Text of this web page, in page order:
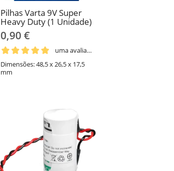
Pilhas Varta 9V Super
Heavy Duty (1 Unidade)
0,90 €
uma avaliação
Dimensões: 48,5 x 26,5 x 17,5
mm